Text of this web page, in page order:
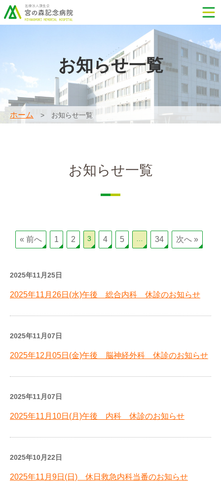
お知らせ一覧
ホーム お知らせ一覧
お知らせ一覧
« 前へ 1 2 3 4 5 34 次へ »
2025年11月25日
2025年11月26日(水)午後 総合内科 休診のお知らせ
2025年11月07日
2025年12月05日(金)午後 脳神経外科 休診のお知らせ
2025年11月07日
2025年11月10日(月)午後 内科 休診のお知らせ
2025年10月22日
2025年11月9日(日) 休日救急内科当番のお知らせ